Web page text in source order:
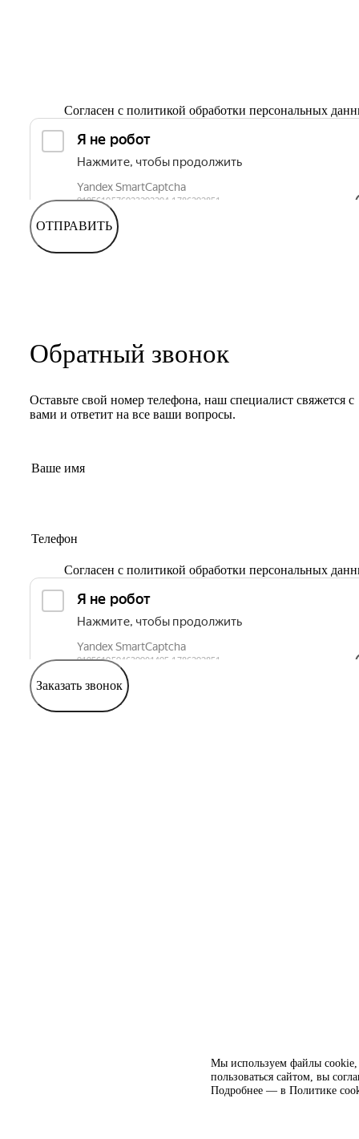
Мы используем файлы cookie,
пользоваться сайтом, вы
Подробнее — в Политике
Согласен с политикой обработки персональных
ОТПРАВИТЬ
Обратный звонок
Оставьте свой номер телефона, наш специалист свяжется с
вами и ответит на все ваши вопросы.
Согласен с политикой обработки персональных
Заказать звонок